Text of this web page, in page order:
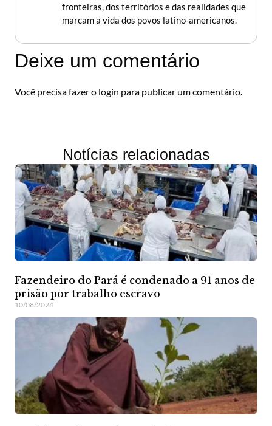
fronteiras, dos territórios e das realidades que
marcam a vida dos povos latino-americanos.
Deixe um comentário
Você precisa fazer o login para publicar um comentário.
Notícias relacionadas
Fazendeiro do Pará é condenado a 91 anos de
prisão por trabalho escravo
10/08/2024